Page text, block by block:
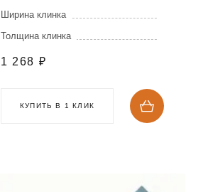
Ширина клинка
Толщина клинка
1 268 ₽
КУПИТЬ В 1 КЛИК